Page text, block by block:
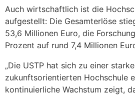
Auch wirtschaftlich ist die
aufgestellt: Die Gesamterlöse
53,6 Millionen Euro, die
Prozent auf rund 7,4 Millionen
„Die USTP hat sich zu einer
zukunftsorientierten Hochschule
kontinuierliche Wachstum zeigt,